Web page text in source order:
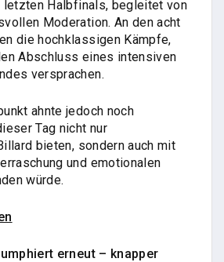
letzten Halbfinals, begleitet von
Moderation. An den acht
die hochklassigen Kämpfe,
Abschluss eines intensiven
versprachen.
ahnte jedoch noch
Tag nicht nur
bieten, sondern auch mit
und emotionalen
würde.
erneut – knapper